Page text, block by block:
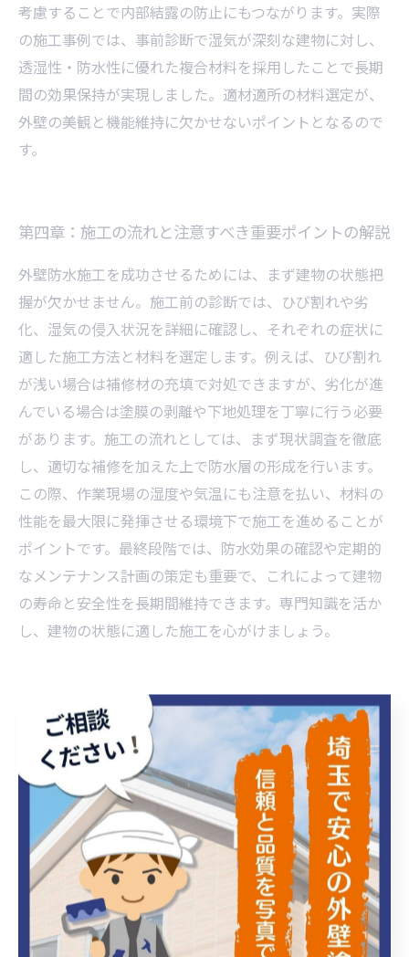
考慮することで内部結露の防止にもつながります。実際
の施工事例では、事前診断で湿気が深刻な建物に対し、
透湿性・防水性に優れた複合材料を採用したことで長期
間の効果保持が実現しました。適材適所の材料選定が、
外壁の美観と機能維持に欠かせないポイントとなるので
す。
第四章：施工の流れと注意すべき重要ポイントの解説
外壁防水施工を成功させるためには、まず建物の状態把
握が欠かせません。施工前の診断では、ひび割れや劣
化、湿気の侵入状況を詳細に確認し、それぞれの症状に
適した施工方法と材料を選定します。例えば、ひび割れ
が浅い場合は補修材の充填で対処できますが、劣化が進
んでいる場合は塗膜の剥離や下地処理を丁寧に行う必要
があります。施工の流れとしては、まず現状調査を徹底
し、適切な補修を加えた上で防水層の形成を行います。
この際、作業現場の湿度や気温にも注意を払い、材料の
性能を最大限に発揮させる環境下で施工を進めることが
ポイントです。最終段階では、防水効果の確認や定期的
なメンテナンス計画の策定も重要で、これによって建物
の寿命と安全性を長期間維持できます。専門知識を活か
し、建物の状態に適した施工を心がけましょう。
最終章：適切なメンテナンスで建物の耐久性を長持ち
させる秘訣
外壁防水施工において最も大切なのは、建物の状態を的
確に把握することです。ひび割れや剥がれ、湿気の侵入
といった外壁の劣化症状は、防水施工の手法や使用する
材料を左右します。そのため、施工前に専門業者による
詳細な診断を受けることが推奨されます。診断結果に基
づき、適切な補修や下地処理を施すことで、防水効果を
最大限に引き出すことが可能です。また、施工後も定期